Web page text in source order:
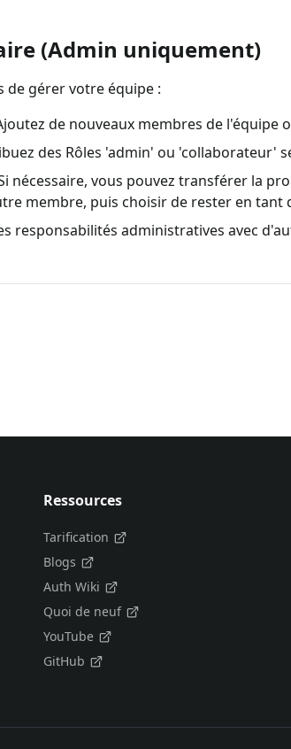
(Admin uniquement)
de gérer votre équipe :
de nouveaux membres de l'équipe
des Rôles 'admin' ou 'collaborateur'
nécessaire, vous pouvez transférer la
membre, puis choisir de rester en
responsabilités administratives avec
Ressources
Tarification
Blogs
Auth Wiki
Quoi de neuf
YouTube
GitHub